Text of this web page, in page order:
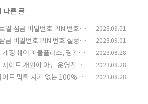
다른 글
필 잠금 비밀번호 PIN 번호 설
2023.09.01
금 비밀번호 PIN 번호 설정 방
2023.09.01
정 쉐어 피클플러스, 링키드,
어풀 비교 추천
(0)
2023.08.28
이트 개인이 아닌 운영진 공
스트리밍
(0)
2023.08.28
트 먹튀 사기 없는 100% 환
2023.08.28